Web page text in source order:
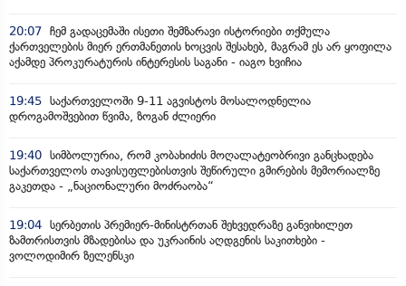
20:07 ჩემ გადაცემაში ისეთი შემზარავი ისტორიები თქმულა
ქართველების მიერ ერთმანეთის ხოცვის შესახებ, მაგრამ ეს არ ყოფილა
აქამდე პროკურატურის ინტერესის საგანი - იაგო ხვიჩია
19:45 საქართველოში 9-11 აგვისტოს მოსალოდნელია
დროგამოშვებით წვიმა, ზოგან ძლიერი
19:40 სიმბოლურია, რომ კობახიძის მოღალატეობრივი განცხადება
საქართველოს თავისუფლებისთვის შეწირული გმირების მემორიალზე
გაკეთდა - „ნაციონალური მოძრაობა“
19:04 სერბეთის პრემიერ-მინისტრთან შეხვედრაზე განვიხილეთ
ზამთრისთვის მზადებისა და უკრაინის აღდგენის საკითხები -
ვოლოდიმირ ზელენსკი